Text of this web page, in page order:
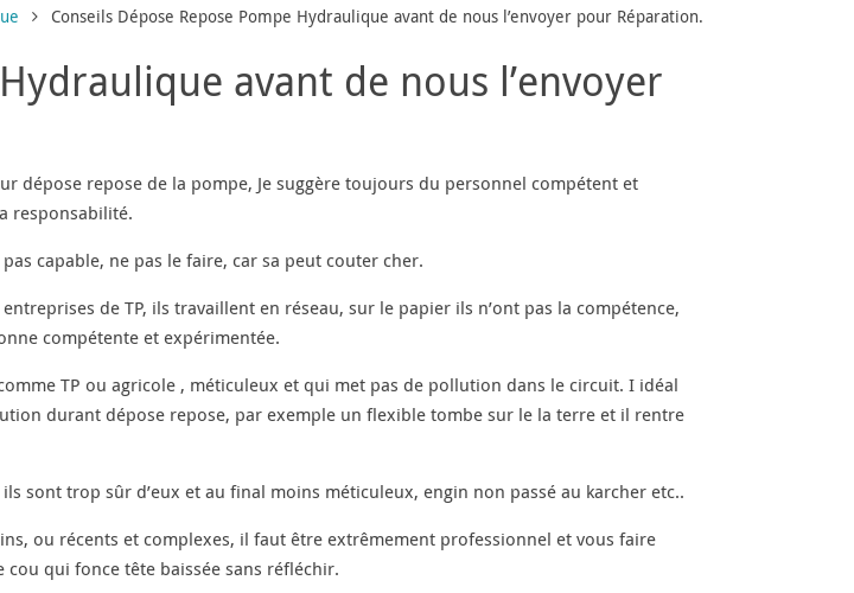
Conseils Dépose Repose Pompe Hydraulique avant de nous l’envoyer pour Réparation.
avant de nous l’envoyer
dépose repose de la pompe, Je suggère toujours du personnel compétent et
responsabilité.
capable, ne pas le faire, car sa peut couter cher.
de TP, ils travaillent en réseau, sur le papier ils n’ont pas la compétence,
compétente et expérimentée.
TP ou agricole , méticuleux et qui met pas de pollution dans le circuit. I idéal
durant dépose repose, par exemple un flexible tombe sur le la terre et il rentre
sont trop sûr d’eux et au final moins méticuleux, engin non passé au karcher etc..
ou récents et complexes, il faut être extrêmement professionnel et vous faire
qui fonce tête baissée sans réfléchir.